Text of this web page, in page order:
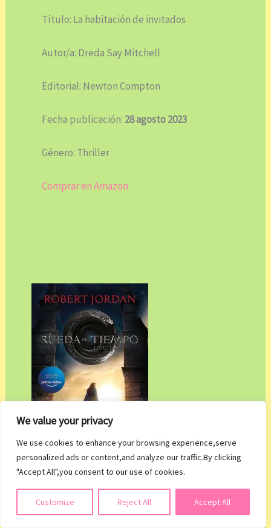
We value your privacy
We use cookies to enhance your browsing experience,serve
personalized ads or content,and analyze our traffic.By clicking
"Accept All",you consent to our use of cookies.
Customize Reject All Accept All
Título: La habitación de invitados
Autor/a: Dreda Say Mitchell
Editorial: Newton Compton
Fecha publicación: 28 agosto 2023
Género: Thriller
Comprar en Amazon
Título: El Ojo del Mundo Suscribirse